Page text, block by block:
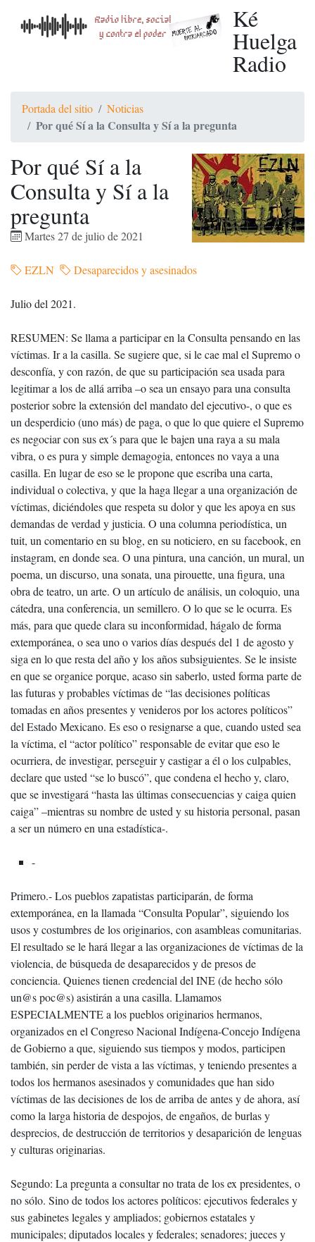
Ké
Huelga
Radio
Portada del sitio Noticias
Por qué Sí a la Consulta y Sí a la pregunta
Por qué Sí a la
Consulta y Sí a la
pregunta
Martes 27 de julio de 2021
EZLN Desaparecidos y asesinados
Julio del 2021.
RESUMEN: Se llama a participar en la Consulta pensando en las
víctimas. Ir a la casilla. Se sugiere que, si le cae mal el Supremo o
desconfía, y con razón, de que su participación sea usada para
legitimar a los de allá arriba –o sea un ensayo para una consulta
posterior sobre la extensión del mandato del ejecutivo-, o que es
un desperdicio (uno más) de paga, o que lo que quiere el Supremo
es negociar con sus ex´s para que le bajen una raya a su mala
vibra, o es pura y simple demagogia, entonces no vaya a una
casilla. En lugar de eso se le propone que escriba una carta,
individual o colectiva, y que la haga llegar a una organización de
víctimas, diciéndoles que respeta su dolor y que les apoya en sus
demandas de verdad y justicia. O una columna periodística, un
tuit, un comentario en su blog, en su noticiero, en su facebook, en
instagram, en donde sea. O una pintura, una canción, un mural, un
poema, un discurso, una sonata, una pirouette, una figura, una
obra de teatro, un arte. O un artículo de análisis, un coloquio, una
cátedra, una conferencia, un semillero. O lo que se le ocurra. Es
más, para que quede clara su inconformidad, hágalo de forma
extemporánea, o sea uno o varios días después del 1 de agosto y
siga en lo que resta del año y los años subsiguientes. Se le insiste
en que se organice porque, acaso sin saberlo, usted forma parte de
las futuras y probables víctimas de “las decisiones políticas
tomadas en años presentes y venideros por los actores políticos”
del Estado Mexicano. Es eso o resignarse a que, cuando usted sea
la víctima, el “actor político” responsable de evitar que eso le
ocurriera, de investigar, perseguir y castigar a él o los culpables,
declare que usted “se lo buscó”, que condena el hecho y, claro,
que se investigará “hasta las últimas consecuencias y caiga quien
caiga” –mientras su nombre de usted y su historia personal, pasan
a ser un número en una estadística-.
-
Primero.- Los pueblos zapatistas participarán, de forma
extemporánea, en la llamada “Consulta Popular”, siguiendo los
usos y costumbres de los originarios, con asambleas comunitarias.
El resultado se le hará llegar a las organizaciones de víctimas de la
violencia, de búsqueda de desaparecidos y de presos de
conciencia. Quienes tienen credencial del INE (de hecho sólo
un@s poc@s) asistirán a una casilla. Llamamos
ESPECIALMENTE a los pueblos originarios hermanos,
organizados en el Congreso Nacional Indígena-Concejo Indígena
de Gobierno a que, siguiendo sus tiempos y modos, participen
también, sin perder de vista a las víctimas, y teniendo presentes a
todos los hermanos asesinados y comunidades que han sido
víctimas de las decisiones de los de arriba de antes y de ahora, así
como la larga historia de despojos, de engaños, de burlas y
desprecios, de destrucción de territorios y desaparición de lenguas
y culturas originarias.
Segundo: La pregunta a consultar no trata de los ex presidentes, o
no sólo. Sino de todos los actores políticos: ejecutivos federales y
sus gabinetes legales y ampliados; gobiernos estatales y
municipales; diputados locales y federales; senadores; jueces y